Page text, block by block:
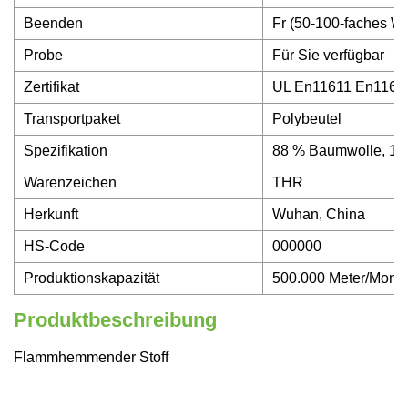
Beenden Fr (50-100-faches
Probe Für Sie verfügbar
Zertifikat UL En11611
Transportpaket Polybeutel
Spezifikation 88 % Baumwolle,
Warenzeichen THR
Herkunft Wuhan, China
HS-Code 000000
Produktionskapazität 500.000 Meter/Monat
Produktbeschreibung
Flammhemmender Stoff